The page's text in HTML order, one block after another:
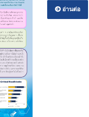
อ่านต่อ